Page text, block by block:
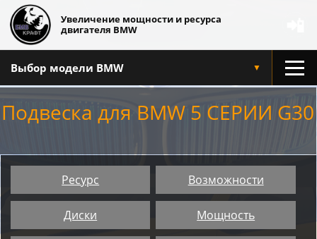
Увеличение мощности и ресурса
двигателя BMW
Выбор модели BMW ▼
Подвеска для BMW 5 СЕРИИ G30
Ресурс Возможности
Диски Мощность